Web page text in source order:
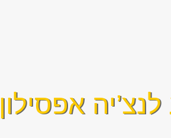
אפסילון